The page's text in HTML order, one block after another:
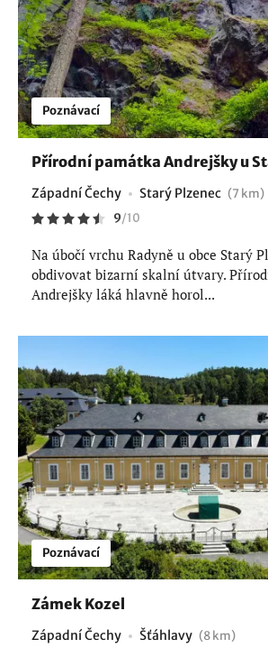
Poznávací
Přírodní památka Andrejšky u
Západní Čechy Starý Plzenec (7 km)
9/10
Na úbočí vrchu Radyně u obce Starý
obdivovat bizarní skalní útvary.
Andrejšky láká hlavně horol...
Poznávací
Zámek Kozel
Západní Čechy Šťáhlavy (8 km)